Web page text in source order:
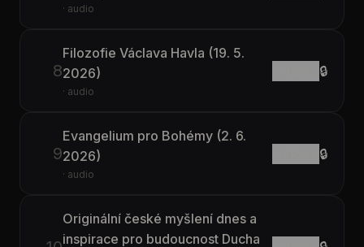
· audio
8
Filozofie Václava Havla (19. 5.
2026)
· audio
🔒
9
Evangelium pro Bohémy (2. 6.
2026)
· audio
🔒
Originální české myšlení dnes a
inspirace pro budoucnost Ducha